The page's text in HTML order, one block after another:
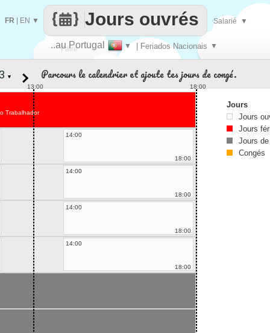
Faire
..au Portugal ▼ | Feriados Nacionais ▼
Jours ouvrés
FR EN ▼ Salarié ▼
▼ Parcours le calendrier et ajoute tes jours de congé.
13:00 18:00
Trabalhador
14:00
18:00
14:00
18:00
14:00
18:00
14:00
18:00
Jours
Jours
Jours
Jours
Congés